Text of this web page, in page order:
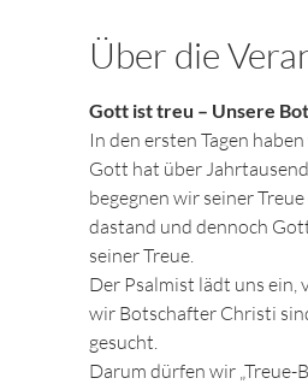
Über die
Gott ist treu – Unsere
In den ersten Tagen
Gott hat über
begegnen wir seiner
dastand und dennoch
seiner Treue.
Der Psalmist lädt uns ein,
wir Botschafter Christi
gesucht.
Darum dürfen wir